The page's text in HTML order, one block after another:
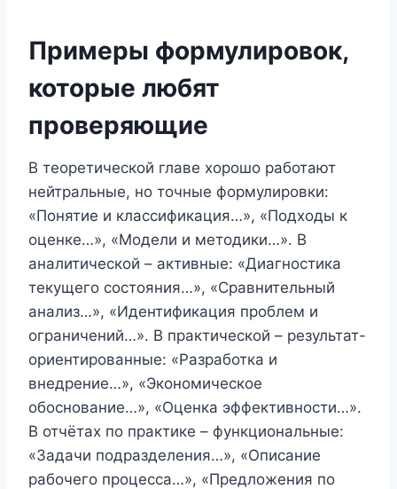
Примеры формулировок,
которые любят
проверяющие
В теоретической главе хорошо работают
нейтральные, но точные формулировки:
«Понятие и классификация…», «Подходы к
оценке…», «Модели и методики…». В
аналитической – активные: «Диагностика
текущего состояния…», «Сравнительный
анализ…», «Идентификация проблем и
ограничений…». В практической – результат-
ориентированные: «Разработка и
внедрение…», «Экономическое
обоснование…», «Оценка эффективности…».
В отчётах по практике – функциональные:
«Задачи подразделения…», «Описание
рабочего процесса…», «Предложения по